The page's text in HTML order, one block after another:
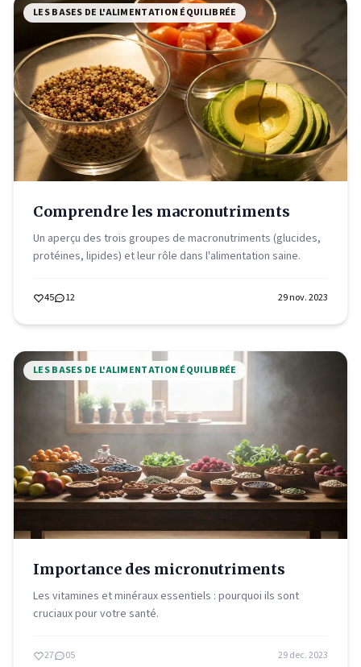
LES BASES DE L'ALIMENTATION ÉQUILIBRÉE
Comprendre les macronutriments
Un aperçu des trois groupes de macronutriments (glucides,
protéines, lipides) et leur rôle dans l'alimentation saine.
45 12 29 nov. 2023
LES BASES DE L'ALIMENTATION ÉQUILIBRÉE
Importance des micronutriments
Les vitamines et minéraux essentiels : pourquoi ils sont
cruciaux pour votre santé.
27 05 29 dec. 2023